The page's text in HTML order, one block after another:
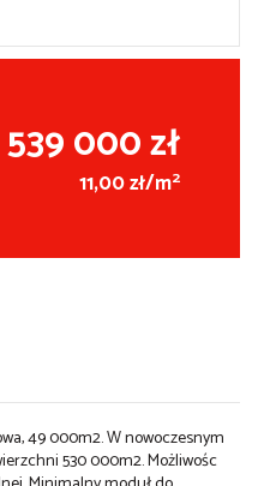
539 000 zł
11,00 zł/m2
49 000m2. W nowoczesnym
530 000m2. Możliwośc